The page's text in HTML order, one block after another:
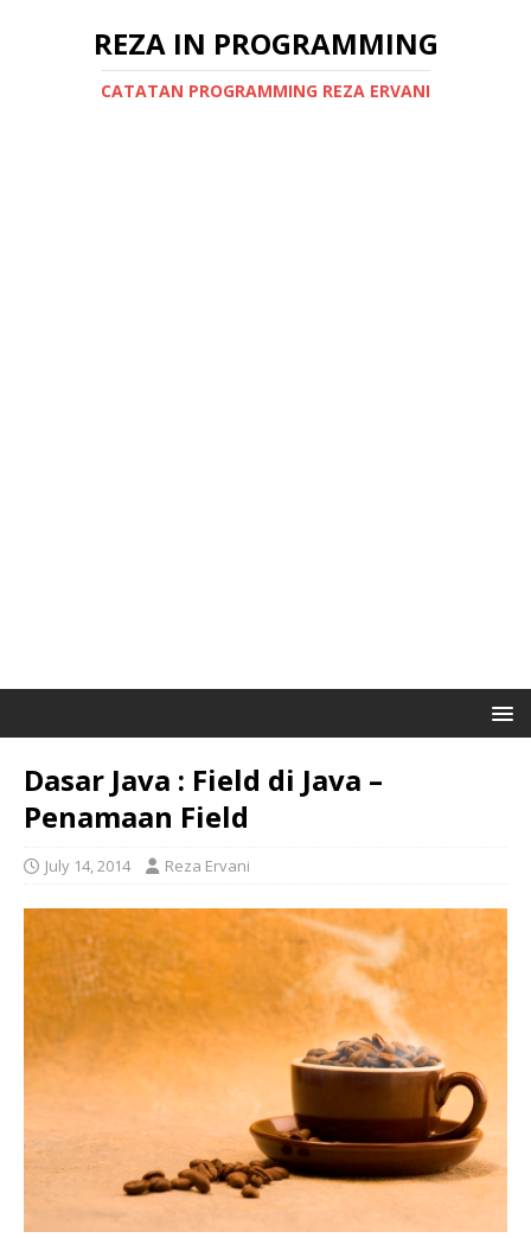
REZA IN PROGRAMMING
CATATAN PROGRAMMING REZA ERVANI
Dasar Java : Field di Java –
Penamaan Field
July 14, 2014 Reza Ervani